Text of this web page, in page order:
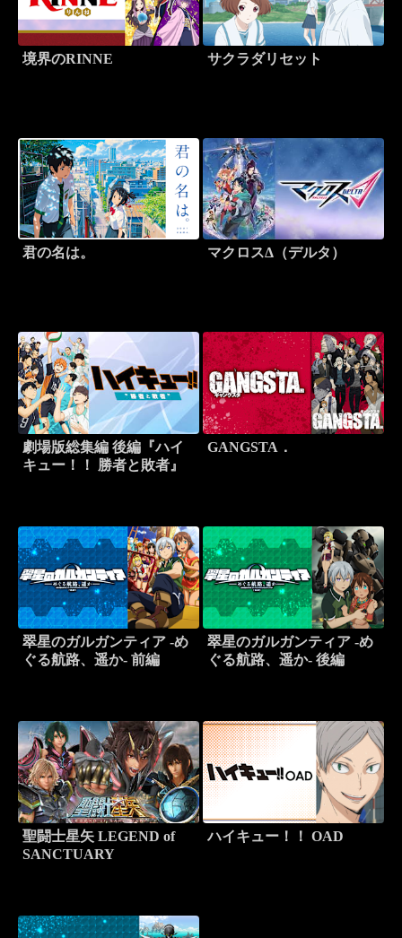
境界のRINNE サクラダリセット
君の名は。 マクロスΔ（デルタ）
劇場版総集編 後編『ハイ
キュー！！ 勝者と敗者』
GANGSTA．
翠星のガルガンティア -め
ぐる航路、遥か- 前編
翠星のガルガンティア -め
ぐる航路、遥か- 後編
聖闘士星矢 LEGEND of
SANCTUARY
ハイキュー！！ OAD